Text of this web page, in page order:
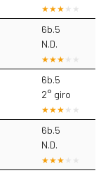
6b.5
N.D.
6b.5
2° giro
6b.5
N.D.